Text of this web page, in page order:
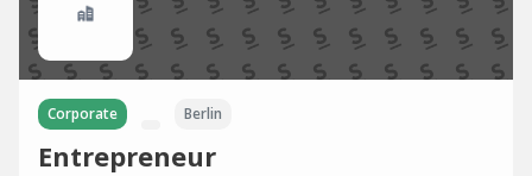
Corporate Berlin
Entrepreneur